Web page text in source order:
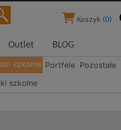
Koszyk (0)
Outlet BLOG
szkolne Portfele Pozostałe
szkolne